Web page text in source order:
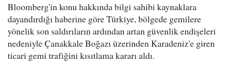
Bloomberg'in konu hakkında bilgi sahibi kaynaklara
dayandırdığı haberine göre Türkiye, bölgede gemilere
yönelik son saldırıların ardından artan güvenlik endişeleri
nedeniyle Çanakkale Boğazı üzerinden Karadeniz'e giren
ticari gemi trafiğini kısıtlama kararı aldı.